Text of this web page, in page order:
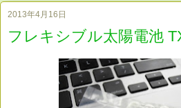
2013年4月16日
フレキシブル太陽電池